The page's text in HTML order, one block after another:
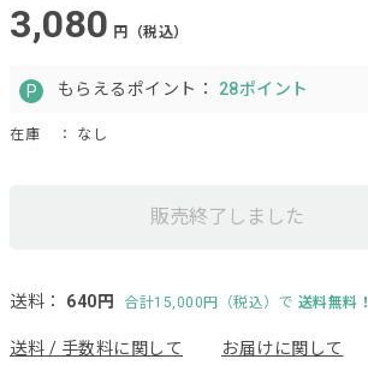
3,080 円（税込）
もらえるポイント： 28ポイント
在庫 ： なし
販売終了しました
送料： 640円 合計15,000円（税込）で 送料無料！
送料 / 手数料に関して お届けに関して